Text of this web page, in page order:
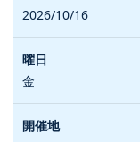
2026/10/16
金